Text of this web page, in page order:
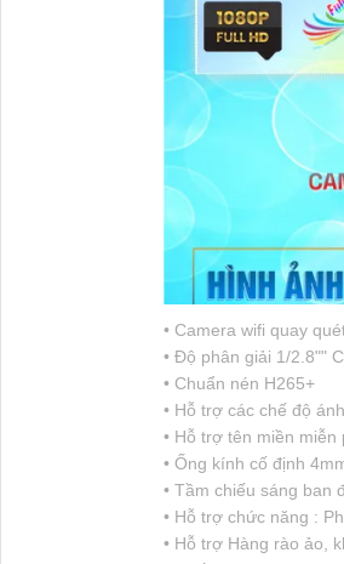
• Camera wifi quay
• Độ phân giải 1/2.8""
• Chuẩn nén H265+
• Hỗ trợ các chế độ
• Hỗ trợ tên miền miễn
• Ống kính cố định
• Tầm chiếu sáng ban
• Hỗ trợ chức năng :
• Hỗ trợ Hàng rào ảo,